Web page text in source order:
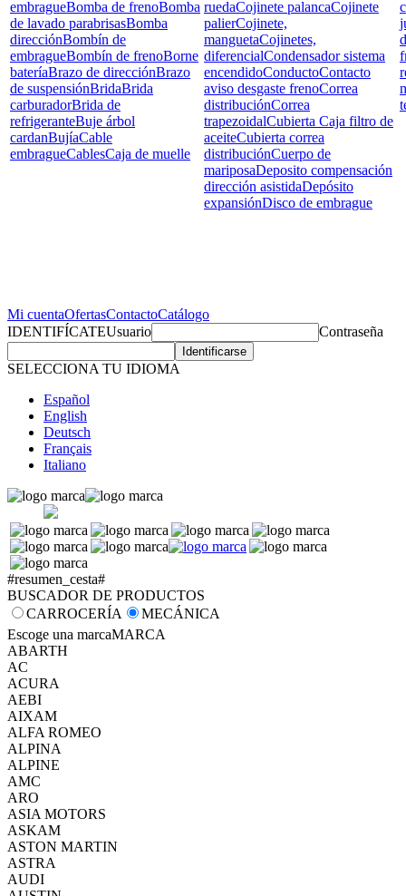
embragueBomba de frenoBomba
de lavado parabrisasBomba
direcciónBombín de
embragueBombín de frenoBorne
bateríaBrazo de direcciónBrazo
de suspensiónBridaBrida
carburadorBrida de
refrigeranteBuje árbol
cardanBujíaCable
embragueCablesCaja de muelle
ruedaCojinete palancaCojinete
palierCojinete,
manguetaCojinetes,
diferencialCondensador sistema
encendidoConductoContacto
aviso desgaste frenoCorrea
distribuciónCorrea
trapezoidalCubierta Caja filtro de
aceiteCubierta correa
distribuciónCuerpo de
mariposaDeposito compensación
dirección asistidaDepósito
expansiónDisco de embrague
Mi cuentaOfertasContactoCatálogo
IDENTIFÍCATEUsuario Contraseña
SELECCIONA TU IDIOMA
Español
English
Deutsch
Français
Italiano
#resumen_cesta#
BUSCADOR DE PRODUCTOS
CARROCERÍA
MECÁNICA
Escoge una marcaMARCA
ABARTH
AC
ACURA
AEBI
AIXAM
ALFA ROMEO
ALPINA
ALPINE
AMC
ARO
ASIA MOTORS
ASKAM
ASTON MARTIN
ASTRA
AUDI